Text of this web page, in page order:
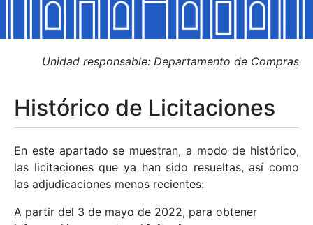
Mostrar/Ocultar
Mostrar/Ocultar
Mostrar/Ocultar
Mostrar/Ocultar
Unidad responsable: Departamento de Compras
Histórico de Licitaciones
En este apartado se muestran, a modo de histórico,
las licitaciones que ya han sido resueltas, así como
las adjudicaciones menos recientes:
A partir del 3 de mayo de 2022, para obtener